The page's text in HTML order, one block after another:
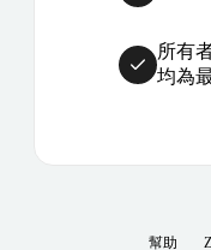
所有
均為
幫助